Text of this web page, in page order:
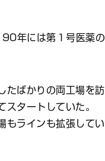
年には第１号医薬の
たばかりの両工場を訪
タートしていた。
もラインも拡張してい